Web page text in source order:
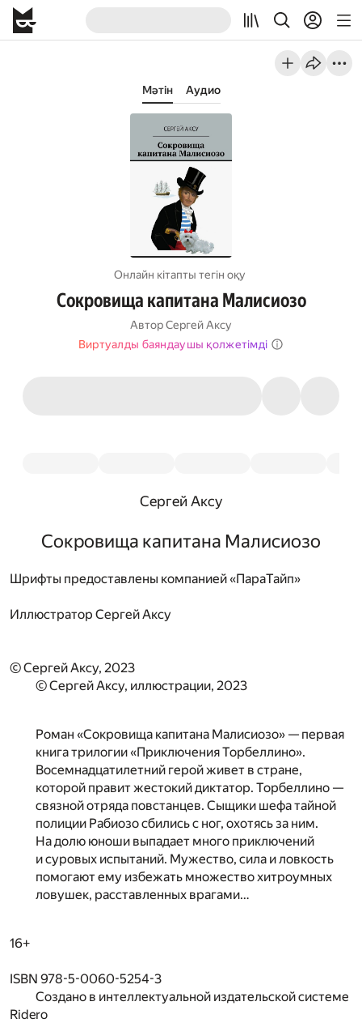
Мәтін Аудио
Онлайн кітапты тегін оқу
Сокровища капитана Малисиозо
АвторСергей Аксу
Виртуалды баяндаушы қолжетімді
Сергей Аксу
Сокровища капитана Малисиозо
Шрифты предоставлены компанией «ПараТайп»
Иллюстратор Сергей Аксу
© Сергей Аксу, 2023
© Сергей Аксу, иллюстрации, 2023
Роман «Сокровища капитана Малисиозо» — первая
книга трилогии «Приключения Торбеллино».
Восемнадцатилетний герой живет в стране,
которой правит жестокий диктатор. Торбеллино —
связной отряда повстанцев. Сыщики шефа тайной
полиции Рабиозо сбились с ног, охотясь за ним.
На долю юноши выпадает много приключений
и суровых испытаний. Мужество, сила и ловкость
помогают ему избежать множество хитроумных
ловушек, расставленных врагами…
16+
ISBN 978-5-0060-5254-3
Создано в интеллектуальной издательской системе
Ridero